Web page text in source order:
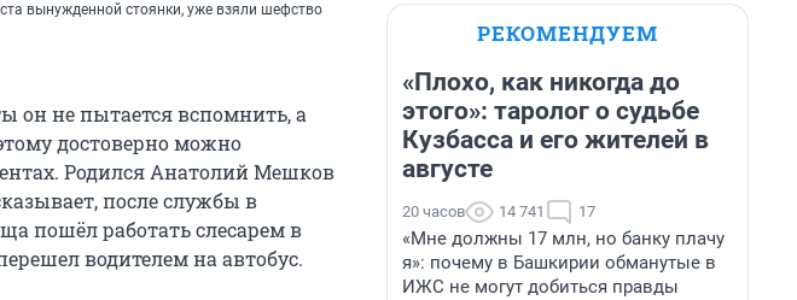
вынужденной стоянки, уже взяли шефство
он не пытается вспомнить, а
достоверно можно
Родился Анатолий Мешков
после службы в
пошёл работать слесарем в
водителем на автобус.
РЕКОМЕНДУЕМ
«Плохо, как никогда до
этого»: таролог о судьбе
Кузбасса и его жителей в
августе
20 часов 14 741 17
«Мне должны 17 млн, но банку плачу
я»: почему в Башкирии обманутые в
ИЖС не могут добиться правды